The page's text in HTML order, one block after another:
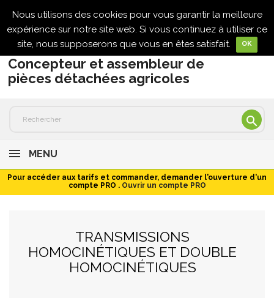
Nous utilisons des cookies pour vous garantir la meilleure
expérience sur notre site web. Si vous continuez à utiliser ce
site, nous supposerons que vous en êtes satisfait.
OK

Concepteur et assembleur de
pièces détachées agricoles

MENU
Pour accéder aux tarifs et commander, demander l'ouverture d'un
compte PRO .Ouvrir un compte PRO
TRANSMISSIONS
HOMOCINÉTIQUES ET DOUBLE
HOMOCINÉTIQUES